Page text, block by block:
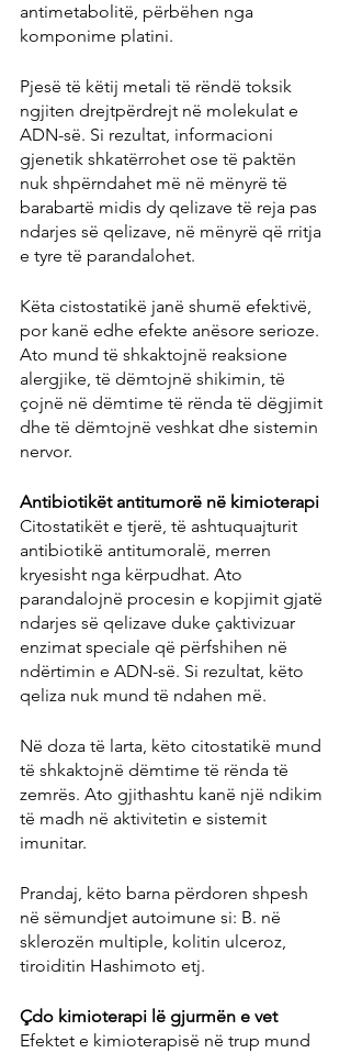
antimetabolitë, përbëhen nga
komponime platini.
Pjesë të këtij metali të rëndë toksik
ngjiten drejtpërdrejt në molekulat e
ADN-së. Si rezultat, informacioni
gjenetik shkatërrohet ose të paktën
nuk shpërndahet më në mënyrë të
barabartë midis dy qelizave të reja pas
ndarjes së qelizave, në mënyrë që rritja
e tyre të parandalohet.
Këta cistostatikë janë shumë efektivë,
por kanë edhe efekte anësore serioze.
Ato mund të shkaktojnë reaksione
alergjike, të dëmtojnë shikimin, të
çojnë në dëmtime të rënda të dëgjimit
dhe të dëmtojnë veshkat dhe sistemin
nervor.
Antibiotikët antitumorë në kimioterapi
Citostatikët e tjerë, të ashtuquajturit
antibiotikë antitumoralë, merren
kryesisht nga kërpudhat. Ato
parandalojnë procesin e kopjimit gjatë
ndarjes së qelizave duke çaktivizuar
enzimat speciale që përfshihen në
ndërtimin e ADN-së. Si rezultat, këto
qeliza nuk mund të ndahen më.
Në doza të larta, këto citostatikë mund
të shkaktojnë dëmtime të rënda të
zemrës. Ato gjithashtu kanë një ndikim
të madh në aktivitetin e sistemit
imunitar.
Prandaj, këto barna përdoren shpesh
në sëmundjet autoimune si: B. në
sklerozën multiple, kolitin ulceroz,
tiroiditin Hashimoto etj.
Çdo kimioterapi lë gjurmën e vet
Efektet e kimioterapisë në trup mund